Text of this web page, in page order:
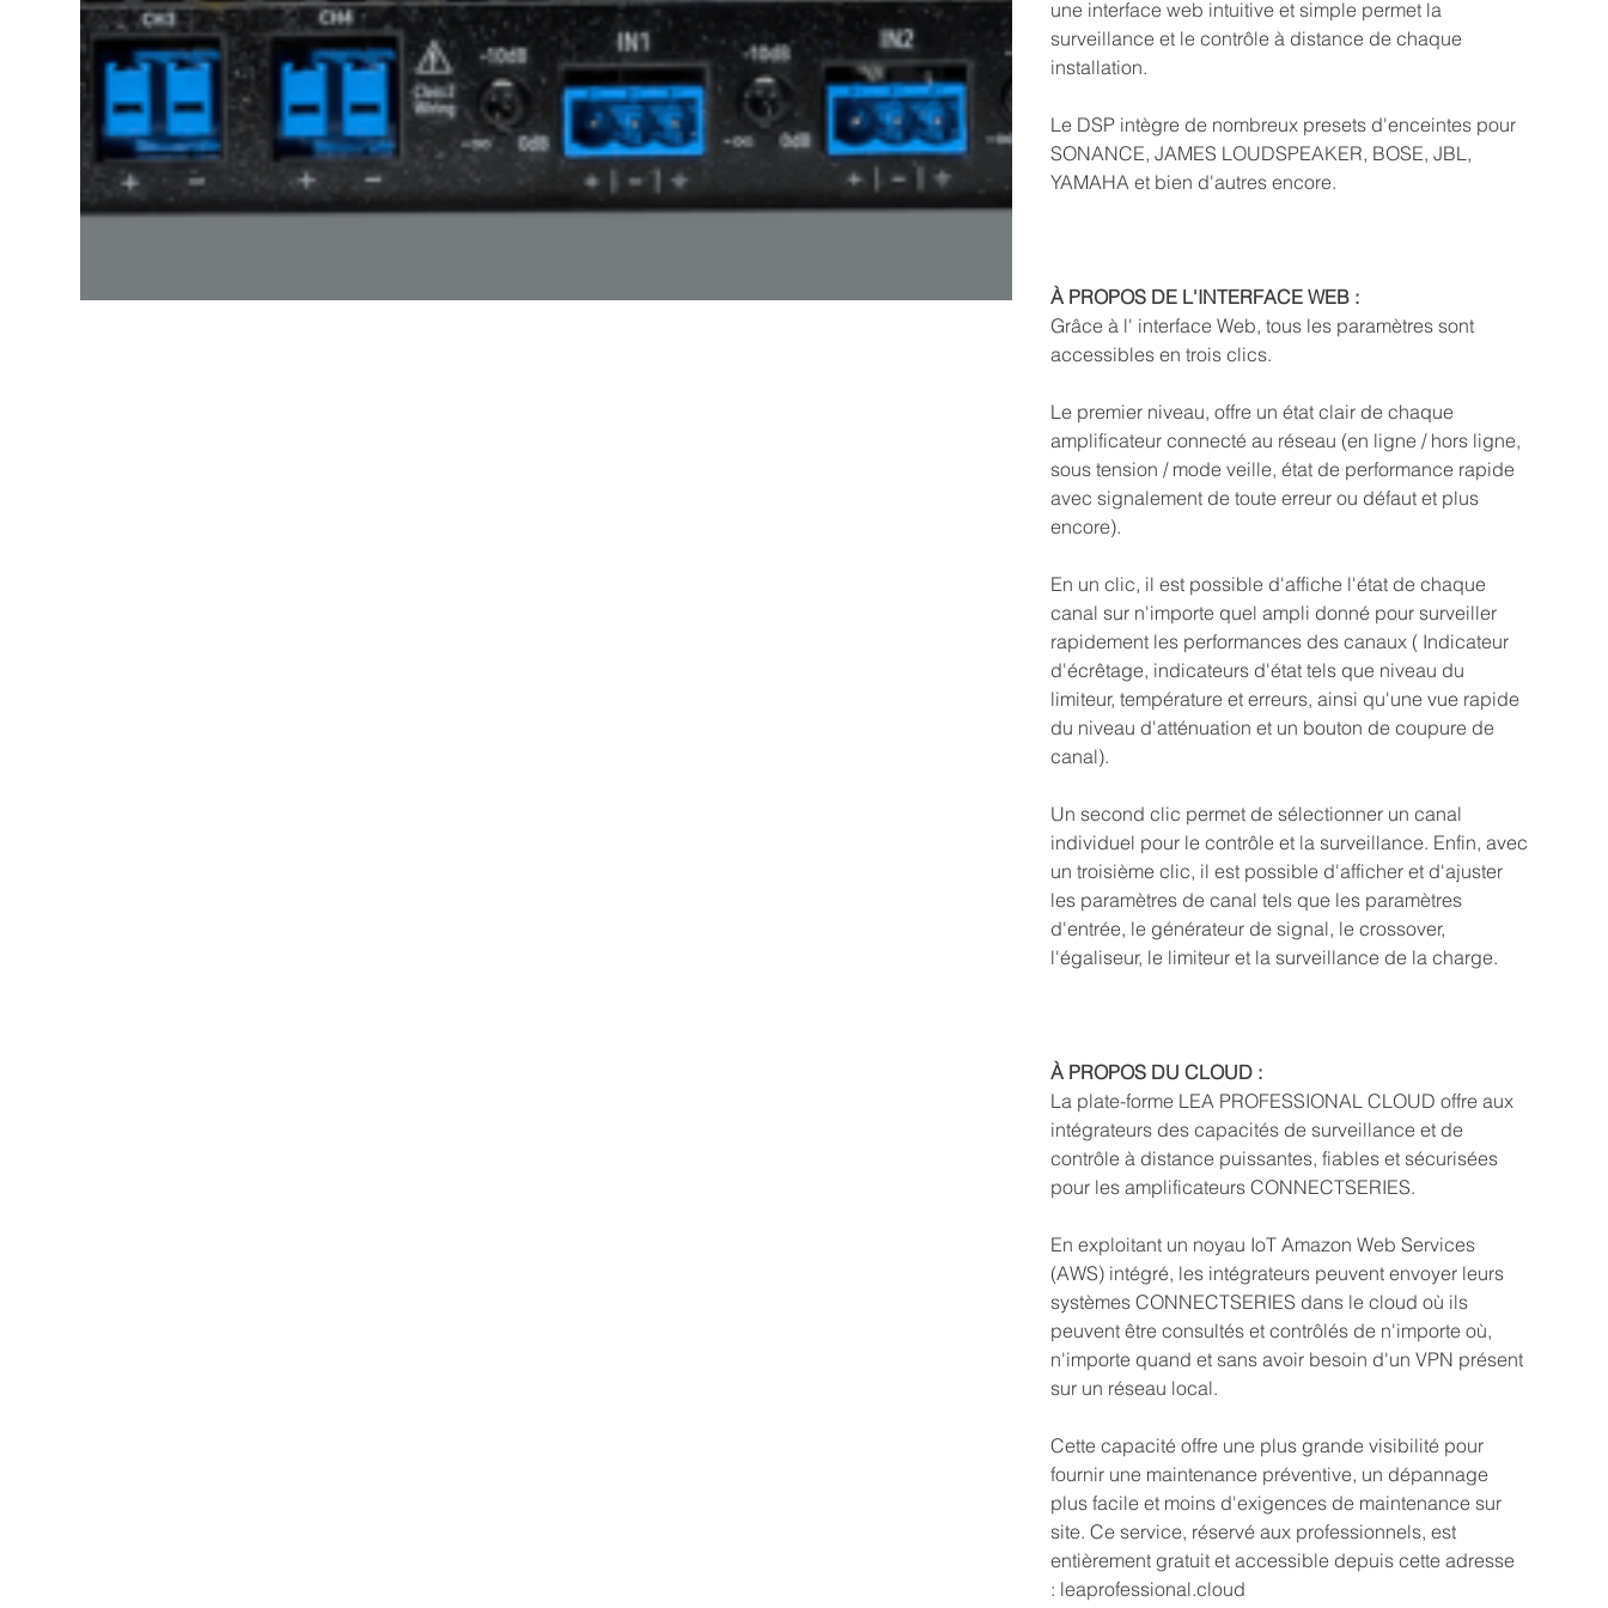
une interface web intuitive et simple permet la
surveillance et le contrôle à distance de chaque
installation.
Le DSP intègre de nombreux presets d'enceintes pour
SONANCE, JAMES LOUDSPEAKER, BOSE, JBL,
YAMAHA et bien d'autres encore.
À PROPOS DE L'INTERFACE WEB :
Grâce à l' interface Web, tous les paramètres sont
accessibles en trois clics.
Le premier niveau, offre un état clair de chaque
amplificateur connecté au réseau (en ligne / hors ligne,
sous tension / mode veille, état de performance rapide
avec signalement de toute erreur ou défaut et plus
encore).
En un clic, il est possible d'affiche l'état de chaque
canal sur n'importe quel ampli donné pour surveiller
rapidement les performances des canaux ( Indicateur
d'écrêtage, indicateurs d'état tels que niveau du
limiteur, température et erreurs, ainsi qu'une vue rapide
du niveau d'atténuation et un bouton de coupure de
canal).
Un second clic permet de sélectionner un canal
individuel pour le contrôle et la surveillance. Enfin, avec
un troisième clic, il est possible d'afficher et d'ajuster
les paramètres de canal tels que les paramètres
d'entrée, le générateur de signal, le crossover,
l'égaliseur, le limiteur et la surveillance de la charge.
À PROPOS DU CLOUD :
La plate-forme LEA PROFESSIONAL CLOUD offre aux
intégrateurs des capacités de surveillance et de
contrôle à distance puissantes, fiables et sécurisées
pour les amplificateurs CONNECTSERIES.
En exploitant un noyau IoT Amazon Web Services
(AWS) intégré, les intégrateurs peuvent envoyer leurs
systèmes CONNECTSERIES dans le cloud où ils
peuvent être consultés et contrôlés de n'importe où,
n'importe quand et sans avoir besoin d'un VPN présent
sur un réseau local.
Cette capacité offre une plus grande visibilité pour
fournir une maintenance préventive, un dépannage
plus facile et moins d'exigences de maintenance sur
site. Ce service, réservé aux professionnels, est
entièrement gratuit et accessible depuis cette adresse
: leaprofessional.cloud